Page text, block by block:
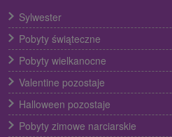
Sylwester
Pobyty świąteczne
Pobyty wielkanocne
Valentine pozostaje
Halloween pozostaje
Pobyty zimowe narciarskie